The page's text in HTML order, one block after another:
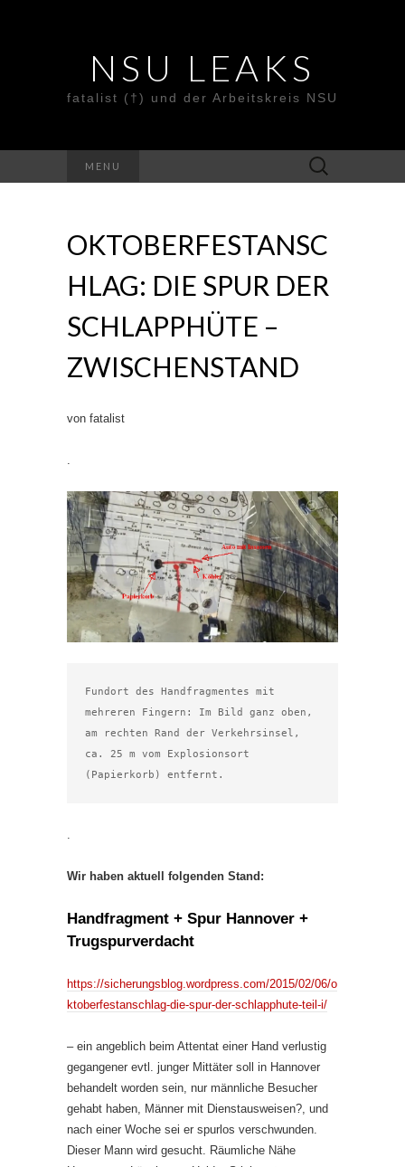
NSU LEAKS
fatalist (†) und der Arbeitskreis NSU
MENU
Suche
nach:
OKTOBERFESTANSC
HLAG: DIE SPUR DER
SCHLAPPHÜTE –
ZWISCHENSTAND
von fatalist
.
Fundort des Handfragmentes mit
mehreren Fingern: Im Bild ganz oben,
am rechten Rand der Verkehrsinsel,
ca. 25 m vom Explosionsort
(Papierkorb) entfernt.
Wir haben aktuell folgenden Stand:
Handfragment + Spur Hannover +
Trugspurverdacht
https://sicherungsblog.wordpress.com/2015/02/06/o
ktoberfestanschlag-die-spur-der-schlapphute-teil-i/
– ein angeblich beim Attentat einer Hand verlustig
gegangener evtl. junger Mittäter soll in Hannover
behandelt worden sein, nur männliche Besucher
gehabt haben, Männer mit Dienstausweisen?, und
nach einer Woche sei er spurlos verschwunden.
Dieser Mann wird gesucht. Räumliche Nähe